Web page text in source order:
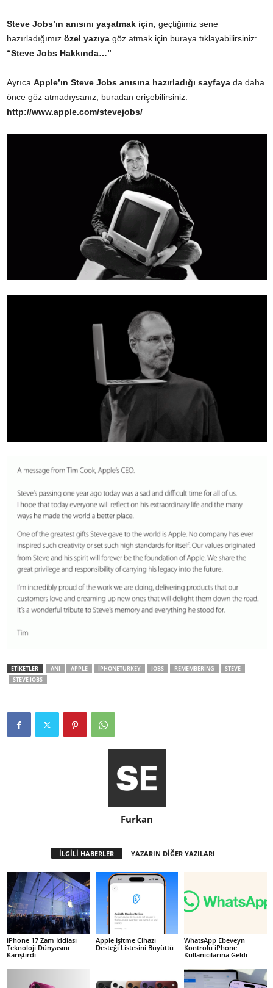
Steve Jobs’ın anısını yaşatmak için, geçtiğimiz sene
hazırladığımız özel yazıya göz atmak için buraya tıklayabilirsiniz:
“Steve Jobs Hakkında…”
Ayrıca Apple’ın Steve Jobs anısına hazırladığı sayfaya da daha
önce göz atmadıysanız, buradan erişebilirsiniz:
http://www.apple.com/stevejobs/
ETİKETLER ANI APPLE IPHONETURKEY JOBS REMEMBERING
STEVE
STEVE JOBS
Furkan
İLGİLİ HABERLER YAZARIN DİĞER YAZILARI
iPhone 17 Zam İddiası
Teknoloji Dünyasını
Karıştırdı
Apple İşitme Cihazı
Desteği Listesini Büyüttü
WhatsApp Ebeveyn
Kontrolü iPhone
Kullanıcılarına Geldi